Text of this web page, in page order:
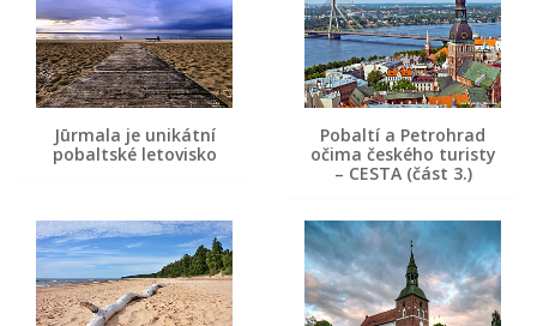
Jūrmala je unikátní
pobaltské letovisko
Pobaltí a Petrohrad
očima českého turisty
– CESTA (část 3.)